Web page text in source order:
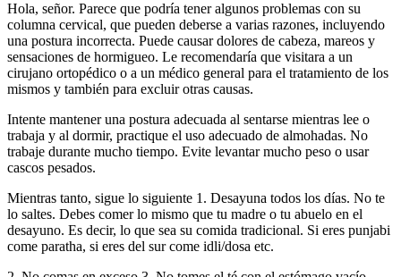
Hola, señor. Parece que podría tener algunos problemas con su
columna cervical, que pueden deberse a varias razones, incluyendo
una postura incorrecta. Puede causar dolores de cabeza, mareos y
sensaciones de hormigueo. Le recomendaría que visitara a un
cirujano ortopédico o a un médico general para el tratamiento de los
mismos y también para excluir otras causas.
Intente mantener una postura adecuada al sentarse mientras lee o
trabaja y al dormir, practique el uso adecuado de almohadas. No
trabaje durante mucho tiempo. Evite levantar mucho peso o usar
cascos pesados.
Mientras tanto, sigue lo siguiente 1. Desayuna todos los días. No te
lo saltes. Debes comer lo mismo que tu madre o tu abuelo en el
desayuno. Es decir, lo que sea su comida tradicional. Si eres punjabi
come paratha, si eres del sur come idli/dosa etc.